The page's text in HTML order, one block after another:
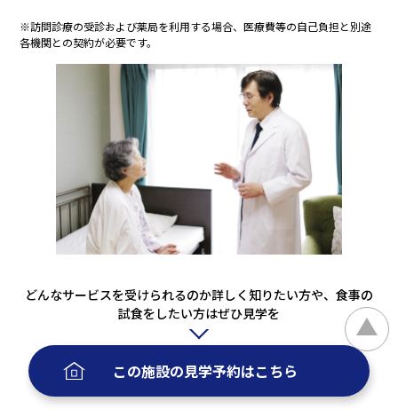
※訪問診療の受診および薬局を利用する場合、医療費等の自己負担と別途
各機関との契約が必要です。
どんなサービスを受けられるのか詳しく知りたい方や、食事の
試食をしたい方はぜひ見学を
この施設の見学予約はこちら